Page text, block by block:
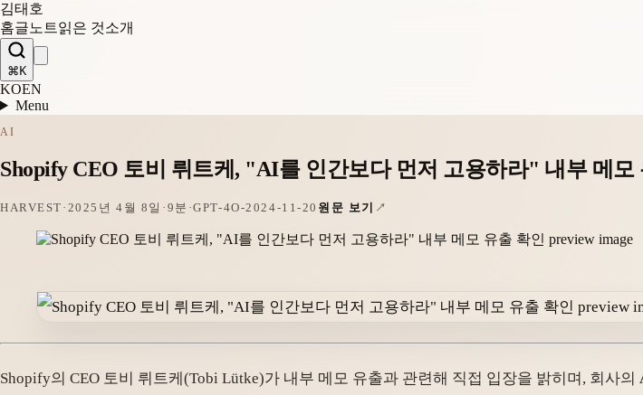
김태호
홈글 노트읽은 것소개
⌘K
KOEN
Menu
AI
Shopify CEO 토비 뤼트케, "AI를 인간보다 먼저 고용하라" 내부 메모
HARVEST · 2025년 4월 8일 · 9분 ·GPT-4O-2024-11-20 원문 보기
Shopify의 CEO 토비 뤼트케(Tobi Lütke)가 내부 메모 유출과 관련해 직접 입장을 밝히며, 회사의